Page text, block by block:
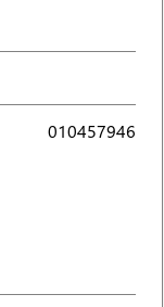
010457946